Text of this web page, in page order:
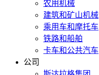
农用机械
建筑和矿山机械
乘用车和摩托车
铁路和船舶
卡车和公共汽车
公司